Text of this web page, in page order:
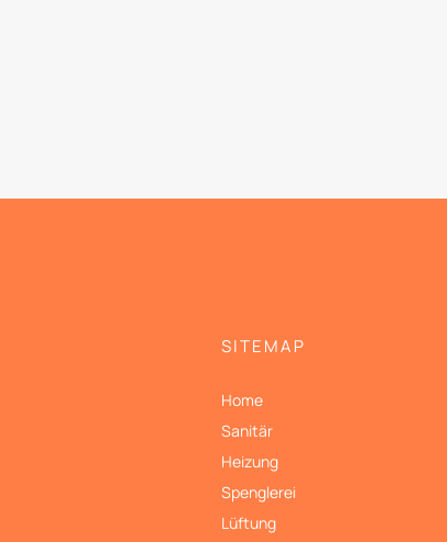
SITEMAP
Home
Sanitär
Heizung
Spenglerei
Lüftung